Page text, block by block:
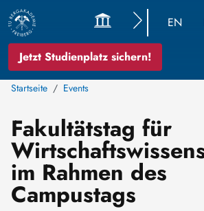
Jetzt Studienplatz sichern!
EN
Startseite Events
Fakultätstag für
im Rahmen des
Campustags